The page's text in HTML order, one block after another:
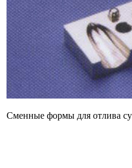
Сменные формы для отлива